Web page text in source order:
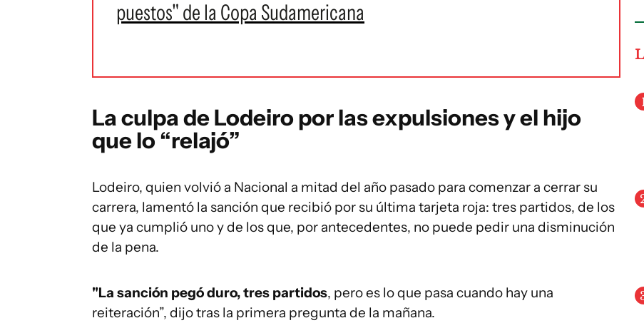
puestos" de la Copa Sudamericana
La culpa de Lodeiro por las expulsiones y el hijo
que lo “relajó”
Lodeiro, quien volvió a Nacional a mitad del año pasado para comenzar a cerrar su
carrera, lamentó la sanción que recibió por su última tarjeta roja: tres partidos, de los
que ya cumplió uno y de los que, por antecedentes, no puede pedir una disminución
de la pena.
"La sanción pegó duro, tres partidos, pero es lo que pasa cuando hay una
reiteración”, dijo tras la primera pregunta de la mañana.